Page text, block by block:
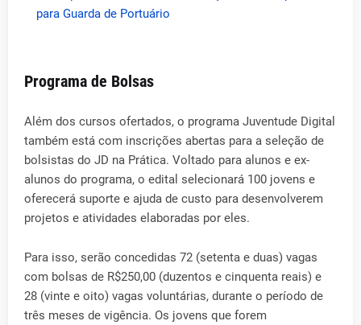
para Guarda de Portuário
Programa de Bolsas
Além dos cursos ofertados, o programa Juventude Digital
também está com inscrições abertas para a seleção de
bolsistas do JD na Prática. Voltado para alunos e ex-
alunos do programa, o edital selecionará 100 jovens e
oferecerá suporte e ajuda de custo para desenvolverem
projetos e atividades elaboradas por eles.
Para isso, serão concedidas 72 (setenta e duas) vagas
com bolsas de R$250,00 (duzentos e cinquenta reais) e
28 (vinte e oito) vagas voluntárias, durante o período de
três meses de vigência. Os jovens que forem